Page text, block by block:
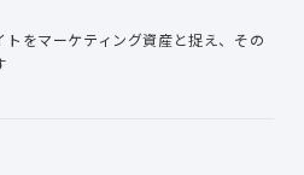
トをマーケティング資産と捉え、 その